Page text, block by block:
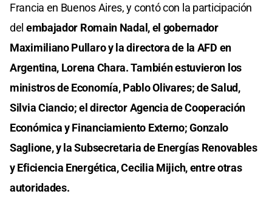
Francia en Buenos Aires, y contó con la participación
del embajador Romain Nadal, el gobernador
Maximiliano Pullaro y la directora de la AFD en
Argentina, Lorena Chara. También estuvieron los
ministros de Economía, Pablo Olivares; de Salud,
Silvia Ciancio; el director Agencia de Cooperación
Económica y Financiamiento Externo; Gonzalo
Saglione, y la Subsecretaria de Energías Renovables
y Eficiencia Energética, Cecilia Mijich, entre otras
autoridades.